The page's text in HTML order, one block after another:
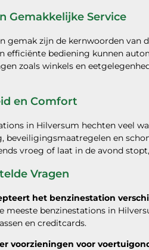
Gemakkelijke Service
gemak zijn de kernwoorden van
efficiënte bediening kunnen
zoals winkels en
en Comfort
in Hilversum hechten veel
beveiligingsmaatregelen en
vroeg of laat in de avond
Vragen
het benzinestation
meeste benzinestations in
en creditcards.
voorzieningen voor